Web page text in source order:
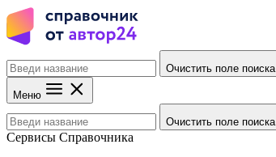
Очистить поле поиска
Меню
Очистить поле поиска
Сервисы Справочника